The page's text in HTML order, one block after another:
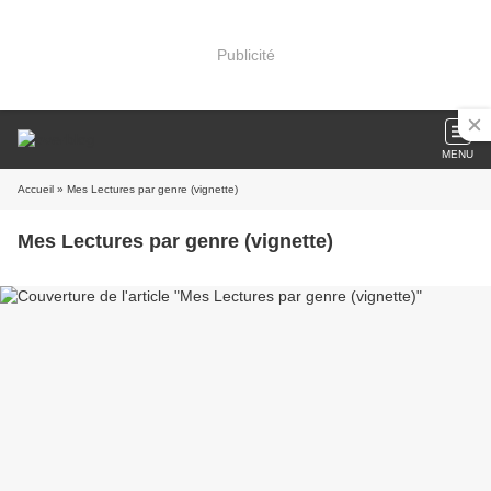
Publicité
MENU
Accueil » Mes Lectures par genre (vignette)
Mes Lectures par genre (vignette)